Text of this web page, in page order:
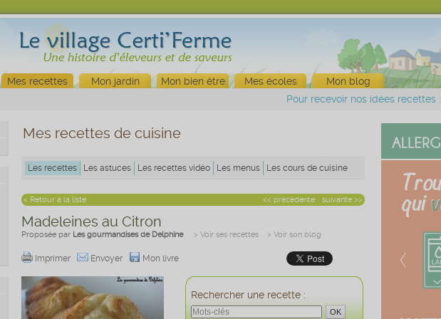
Mes recettes Mon jardin Mon bien être Mes écoles
Mon blog
Pour recevoir nos idées recettes :
Mes recettes de cuisine
Les recettes Les astuces Les recettes vidéo Les menus Les cours de cuisine
suivante >>
<< précédente
< Retour à la liste
Madeleines au Citron
Proposée par Les gourmandises de Delphine > Voir ses recettes > Voir son blog
Imprimer Envoyer Mon livre
Rechercher une recette :